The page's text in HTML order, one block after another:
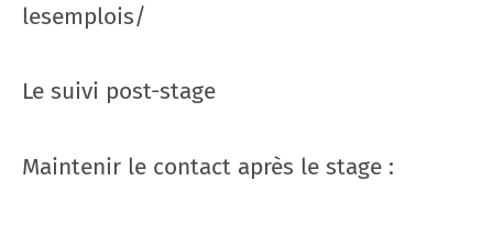
lesemplois/
Le suivi post-stage
Maintenir le contact après le stage :